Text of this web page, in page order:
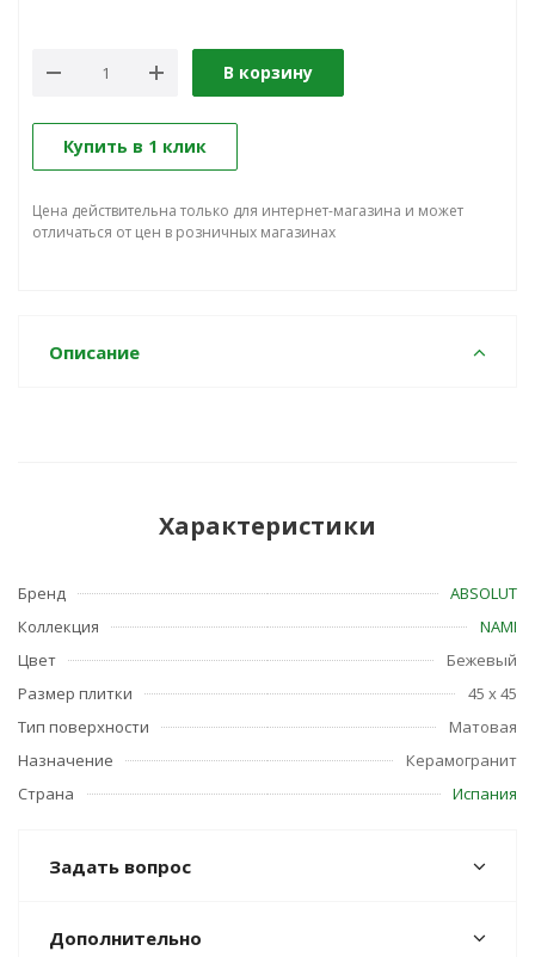
В корзину
Купить в 1 клик
Цена действительна только для интернет-магазина и может
отличаться от цен в розничных магазинах
Описание
Характеристики
Бренд
ABSOLUT
Коллекция
NAMI
Цвет
Бежевый
Размер плитки
45 x 45
Тип поверхности
Матовая
Назначение
Керамогранит
Страна
Испания
Задать вопрос
Дополнительно